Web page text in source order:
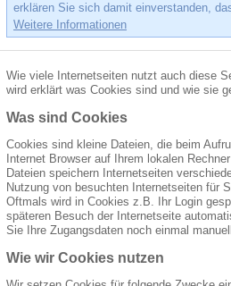
erklären Sie sich damit einverstanden,
Weitere Informationen
Wie viele Internetseiten nutzt auch diese
wird erklärt was Cookies sind und wie sie
Was sind Cookies
Cookies sind kleine Dateien, die beim
Internet Browser auf Ihrem lokalen
Dateien speichern Internetseiten
Nutzung von besuchten Internetseiten für
Oftmals wird in Cookies z.B. Ihr Login
späteren Besuch der Internetseite
Sie Ihre Zugangsdaten noch einmal
Wie wir Cookies nutzen